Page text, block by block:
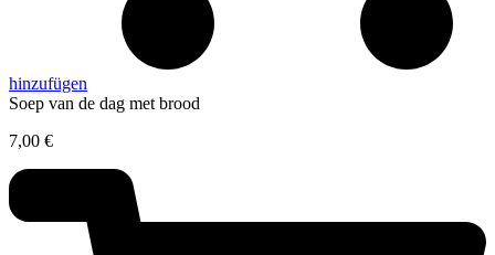
hinzufügen
Soep van de dag met brood
7,00 €